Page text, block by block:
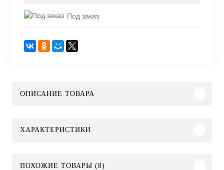
Под заказ
ОПИСАНИЕ ТОВАРА
ХАРАКТЕРИСТИКИ
ПОХОЖИЕ ТОВАРЫ (8)